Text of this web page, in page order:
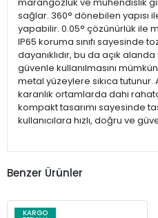
marangozluk ve mühendislik
sağlar. 360° dönebilen yapısı
yapabilir. 0.05° çözünürlük ile
IP65 koruma sınıfı sayesinde
dayanıklıdır, bu da açık
güvenle kullanılmasını mümkün
metal yüzeylere sıkıca tutunur.
karanlık ortamlarda dahi
kompakt tasarımı sayesinde
kullanıcılara hızlı, doğru ve
Benzer Ürünler
KARGO